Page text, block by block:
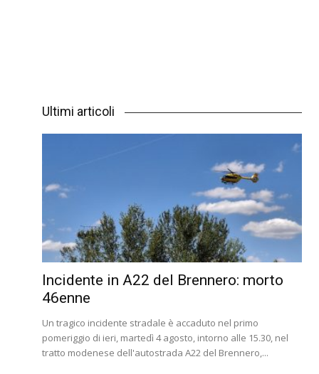
Ultimi articoli
Incidente in A22 del Brennero: morto
46enne
Un tragico incidente stradale è accaduto nel primo
pomeriggio di ieri, martedì 4 agosto, intorno alle 15.30, nel
tratto modenese dell'autostrada A22 del Brennero,...